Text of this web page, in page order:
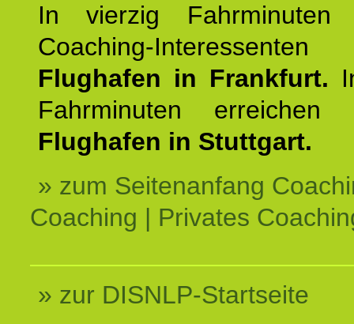
In vierzig Fahrminuten
Coaching-
Flughafen in Frankfurt.
Fahrminuten
Flughafen in Stuttgart.
» zum Seitenanfang
Coaching | Privates
» zur DISNLP-Startseite